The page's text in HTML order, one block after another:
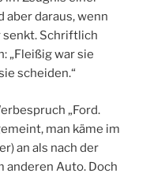
daraus, wenn
senkt. Schriftlich
„Fleißig war sie
scheiden.“
„Ford.
man käme im
an als nach der
anderen Auto. Doch